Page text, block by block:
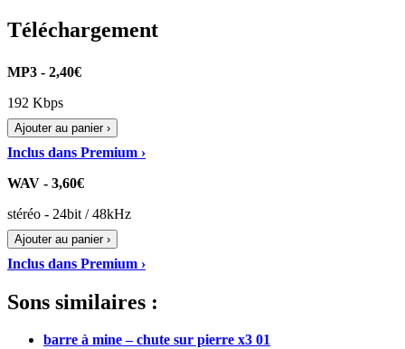
Téléchargement
MP3 - 2,40€
192 Kbps
Ajouter au panier ›
Inclus dans Premium ›
WAV - 3,60€
stéréo - 24bit / 48kHz
Ajouter au panier ›
Inclus dans Premium ›
Sons similaires :
barre à mine – chute sur pierre x3 01